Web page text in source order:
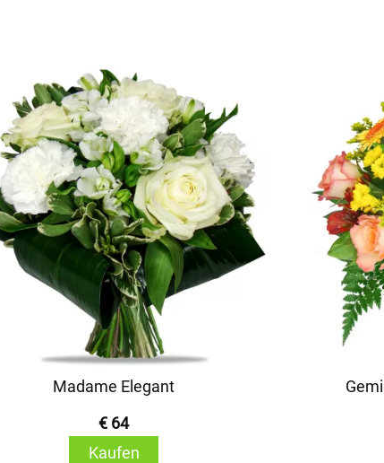
Madame Elegant
€ 64
Kaufen